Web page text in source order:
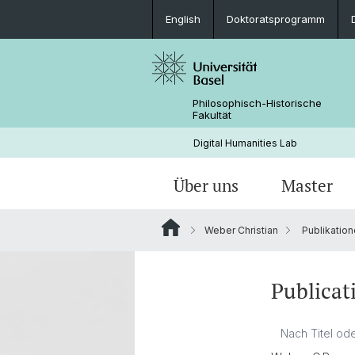
English Doktoratsprogramm
Philosophisch-Historische
Fakultät
Digital Humanities Lab
Über uns Master
Weber Christian